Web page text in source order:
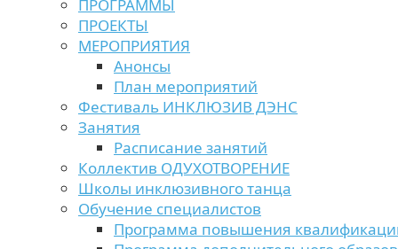
ПРОГРАММЫ
ПРОЕКТЫ
МЕРОПРИЯТИЯ
Анонсы
План мероприятий
Фестиваль ИНКЛЮЗИВ ДЭНС
Занятия
Расписание занятий
Коллектив ОДУХОТВОРЕНИЕ
Школы инклюзивного танца
Обучение специалистов
Программа повышения